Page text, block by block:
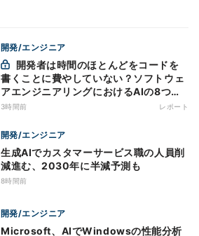
開発/エンジニア
書くことに費やしていない？ソフトウェ
アエンジニアリングにおけるAIの8つの
神話への賛否
3時間前 レポート
開発/エンジニア
生成AIでカスタマーサービス職の人員削
減進む、2030年に半減予測も
8時間前
開発/エンジニア
Microsoft、AIでWindowsの性能分析